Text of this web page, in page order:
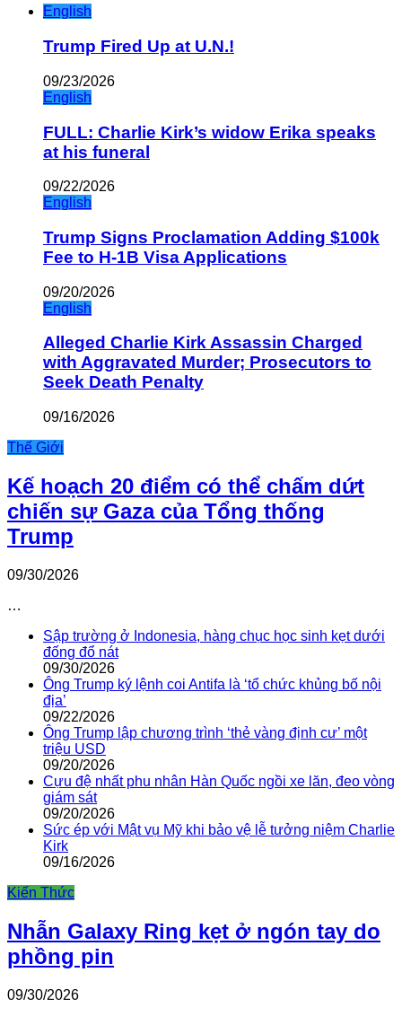
English
Trump Fired Up at U.N.!
09/23/2026
English
FULL: Charlie Kirk’s widow Erika speaks
at his funeral
09/22/2026
English
Trump Signs Proclamation Adding $100k
Fee to H-1B Visa Applications
09/20/2026
English
Alleged Charlie Kirk Assassin Charged
with Aggravated Murder; Prosecutors to
Seek Death Penalty
09/16/2026
Thế Giới
Kế hoạch 20 điểm có thể chấm dứt
chiến sự Gaza của Tổng thống
Trump
09/30/2026
…
Sập trường ở Indonesia, hàng chục học sinh kẹt dưới
đống đổ nát
09/30/2026
Ông Trump ký lệnh coi Antifa là ‘tổ chức khủng bố nội
địa’
09/22/2026
Ông Trump lập chương trình ‘thẻ vàng định cư’ một
triệu USD
09/20/2026
Cựu đệ nhất phu nhân Hàn Quốc ngồi xe lăn, đeo vòng
giám sát
09/20/2026
Sức ép với Mật vụ Mỹ khi bảo vệ lễ tưởng niệm Charlie
Kirk
09/16/2026
Kiến Thức
Nhẫn Galaxy Ring kẹt ở ngón tay do
phồng pin
09/30/2026